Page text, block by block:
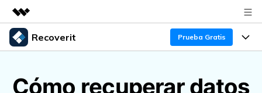
Productos destacados
Utilidades
Resumen
Recoverit Prueba Gratis
Cómo recuperar datos